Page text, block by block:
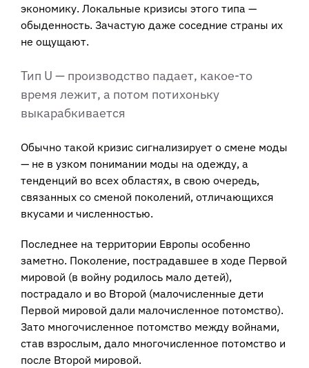
экономику. Локальные кризисы этого типа —
обыденность. Зачастую даже соседние страны их
не ощущают.
Тип U — производство падает, какое-то
время лежит, а потом потихоньку
выкарабкивается
Обычно такой кризис сигнализирует о смене моды
— не в узком понимании моды на одежду, а
тенденций во всех областях, в свою очередь,
связанных со сменой поколений, отличающихся
вкусами и численностью.
Последнее на территории Европы особенно
заметно. Поколение, пострадавшее в ходе Первой
мировой (в войну родилось мало детей),
пострадало и во Второй (малочисленные дети
Первой мировой дали малочисленное потомство).
Зато многочисленное потомство между войнами,
став взрослым, дало многочисленное потомство и
после Второй мировой.